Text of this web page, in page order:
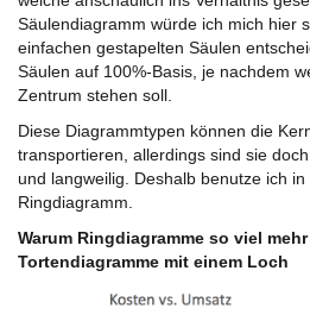
Säulendiagramm würde ich mich hier
einfachen gestapelten Säulen
Säulen auf 100%-Basis, je nachdem
Zentrum stehen soll.
Diese Diagrammtypen können die
transportieren, allerdings sind sie
und langweilig. Deshalb benutze ich
Ringdiagramm.
Warum Ringdiagramme so viel
Tortendiagramme mit einem Loch